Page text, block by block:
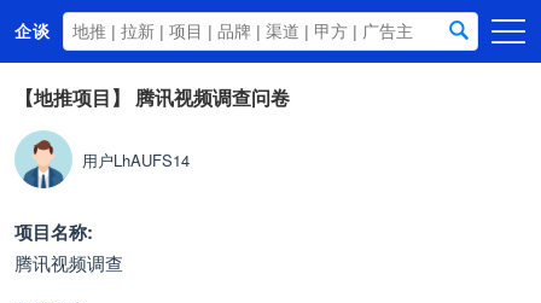
企谈
首页
商务资源
资讯动态
关于我们
【地推项目】 腾讯视频调查问卷
用户LhAUFS14
项目名称:
腾讯视频调查